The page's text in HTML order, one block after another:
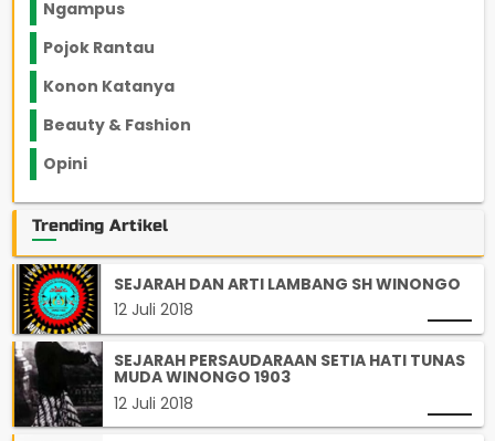
Ngampus
Pojok Rantau
Konon Katanya
Beauty & Fashion
Opini
Trending Artikel
SEJARAH DAN ARTI LAMBANG SH WINONGO
12 Juli 2018
SEJARAH PERSAUDARAAN SETIA HATI TUNAS
MUDA WINONGO 1903
12 Juli 2018